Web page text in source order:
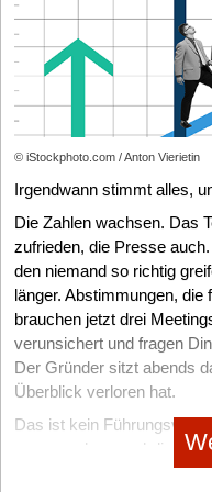
Stellenbeschreibung über
standardisierten
Jede Entscheidung basiert
transparent und
Bewertungskriterien zu
im gesamten Prozess
knappe Ressource.
erheblichen Beitrag
wesentlich effizienter
(ATS) bieten zum Beispiel
den gesamten
zu automatisieren und
Darüber hinaus erleichtern
im Team, indem sie
sammeln und auswerten.
Aber Vorsicht:
Faktor komplett ersetzen.
© iStockphoto.com / Anton Vierietin
Irgendwann stimmt alles,
Die Zahlen wachsen. Das
zufrieden, die Presse
den niemand so richtig
länger. Abstimmungen,
brauchen jetzt drei
verunsichert und fragen
Der Gründer sitzt abends
Überblick verloren hat.
Das ist kein
unangenehmen, ehrlichen
weit genug gebracht hat.